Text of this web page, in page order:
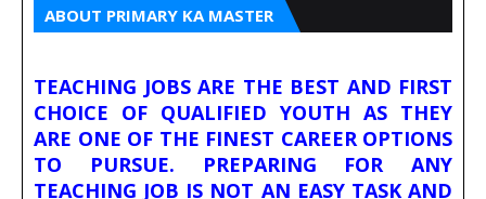
ABOUT PRIMARY KA MASTER
TEACHING JOBS ARE THE BEST AND FIRST
CHOICE OF QUALIFIED YOUTH AS THEY
ARE ONE OF THE FINEST CAREER OPTIONS
TO PURSUE. PREPARING FOR ANY
TEACHING JOB IS NOT AN EASY TASK AND